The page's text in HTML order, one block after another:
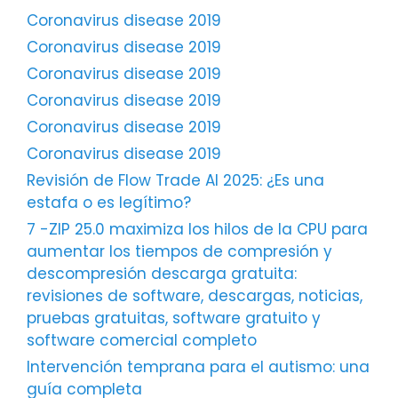
Coronavirus disease 2019
Coronavirus disease 2019
Coronavirus disease 2019
Coronavirus disease 2019
Coronavirus disease 2019
Coronavirus disease 2019
Revisión de Flow Trade AI 2025: ¿Es una
estafa o es legítimo?
7 -ZIP 25.0 maximiza los hilos de la CPU para
aumentar los tiempos de compresión y
descompresión descarga gratuita:
revisiones de software, descargas, noticias,
pruebas gratuitas, software gratuito y
software comercial completo
Intervención temprana para el autismo: una
guía completa